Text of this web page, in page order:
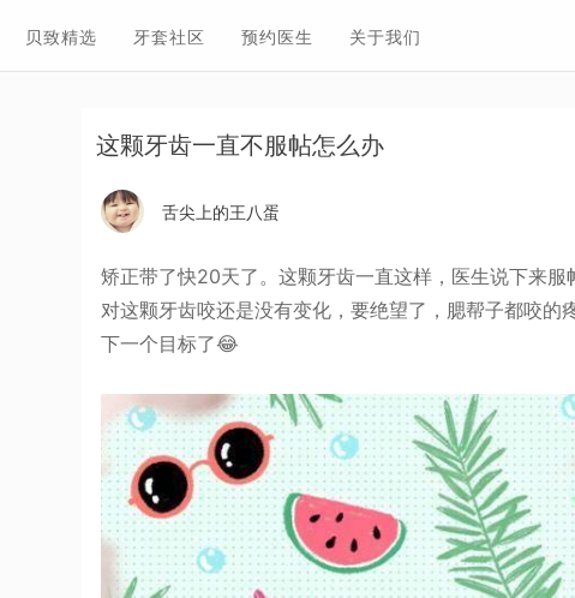
贝致精选 牙套社区 预约医生 关于我们
这颗牙齿一直不服帖怎么办
舌尖上的王八蛋
矫正带了快20天了。这颗牙齿一直这样，医生说下来
对这颗牙齿咬还是没有变化，要绝望了，腮帮子都咬的
下一个目标了😂